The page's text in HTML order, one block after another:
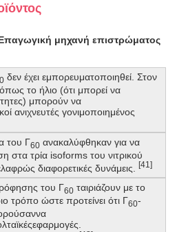
μηχανή επιστρώματος
δεν έχει εμπορευματοποιηθεί. Στον
όπως το ήλιο (ότι μπορεί να
μπορούν να
ανιχνευτές γονιμοποιημένος
του Γ60 ανακαλύφθηκαν για να
στα τρία isoforms του νιτρικού
διαφορετικές δυνάμεις. [41]
του Γ60 ταιριάζουν με το
τρόπο ώστε προτείνει ότι Γ60-